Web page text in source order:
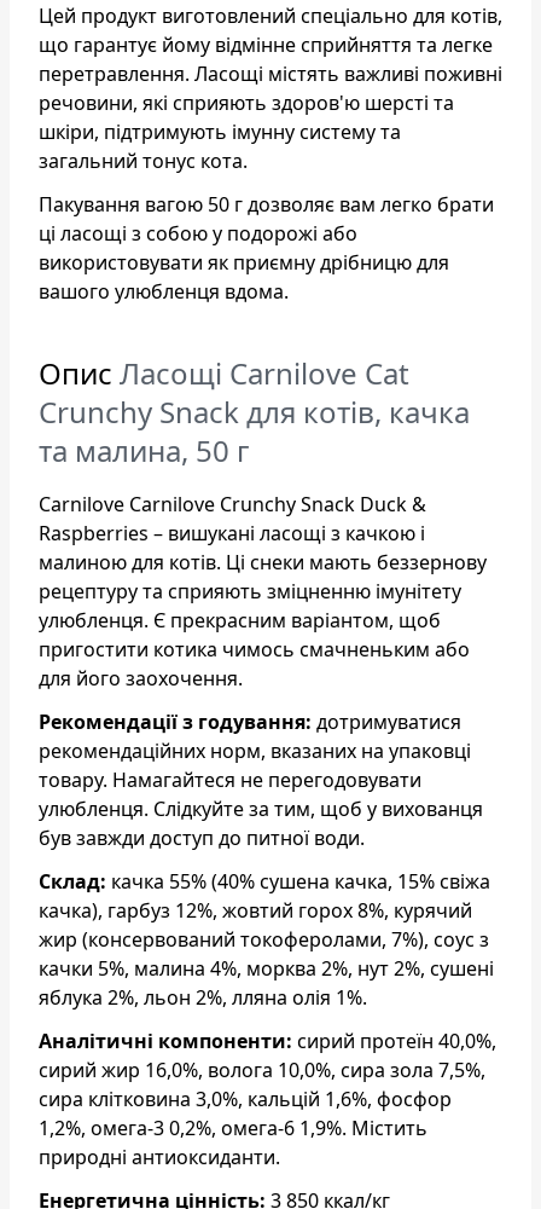
Цей продукт виготовлений спеціально для котів,
що гарантує йому відмінне сприйняття та легке
перетравлення. Ласощі містять важливі поживні
речовини, які сприяють здоров'ю шерсті та
шкіри, підтримують імунну систему та
загальний тонус кота.
Пакування вагою 50 г дозволяє вам легко брати
ці ласощі з собою у подорожі або
використовувати як приємну дрібницю для
вашого улюбленця вдома.
Опис Ласощі Carnilove Cat
Crunchy Snack для котів, качка
та малина, 50 г
Carnilove Carnilove Crunchy Snack Duck &
Raspberries – вишукані ласощі з качкою і
малиною для котів. Ці снеки мають беззернову
рецептуру та сприяють зміцненню імунітету
улюбленця. Є прекрасним варіантом, щоб
пригостити котика чимось смачненьким або
для його заохочення.
Рекомендації з годування: дотримуватися
рекомендаційних норм, вказаних на упаковці
товару. Намагайтеся не перегодовувати
улюбленця. Слідкуйте за тим, щоб у вихованця
був завжди доступ до питної води.
Склад: качка 55% (40% сушена качка, 15% cвіжа
качка), гарбуз 12%, жовтий горох 8%, курячий
жир (консервований токоферолами, 7%), соус з
качки 5%, малина 4%, морква 2%, нут 2%, сушені
яблука 2%, льон 2%, лляна олія 1%.
Аналітичні компоненти: сирий протеїн 40,0%,
cирий жир 16,0%, волога 10,0%, сира зола 7,5%,
сира клітковина 3,0%, кальцій 1,6%, фосфор
1,2%, омега-3 0,2%, омега-6 1,9%. Містить
природні антиоксиданти.
Енергетична цінність: 3 850 ккал/кг